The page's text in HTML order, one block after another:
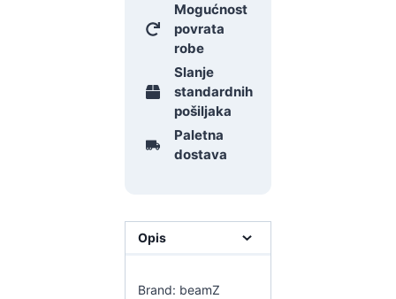
Mogućnost
povrata
robe
Slanje
standardnih
pošiljaka
Paletna
dostava
Opis
Brand: beamZ